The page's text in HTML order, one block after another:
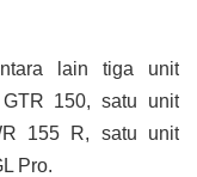
lain tiga unit
150, satu unit
155 R, satu unit
Pro.